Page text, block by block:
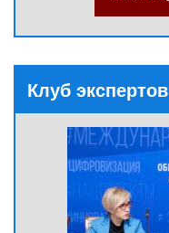
Клуб экспертов